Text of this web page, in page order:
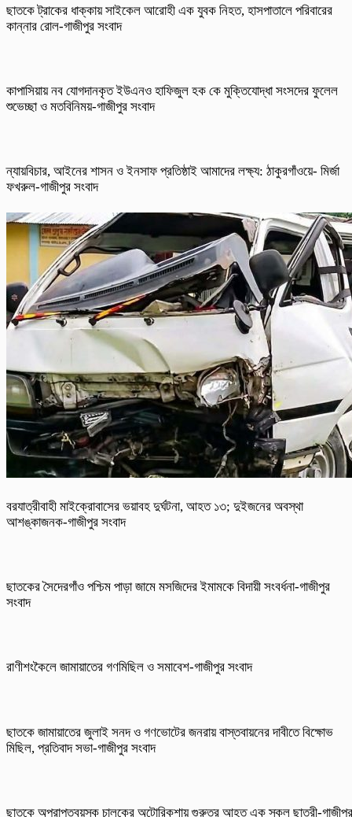
ছাতকে ট্রাকের ধাক্কায় সাইকেল আরোহী এক যুবক নিহত, হাসপাতালে পরিবারের
কান্নার রোল-গাজীপুর সংবাদ
কাপাসিয়ায় নব যোগদানকৃত ইউএনও হাফিজুল হক কে মুক্তিযোদ্ধা সংসদের ফুলেল
শুভেচ্ছা ও মতবিনিময়-গাজীপুর সংবাদ
ন্যায়বিচার, আইনের শাসন ও ইনসাফ প্রতিষ্ঠাই আমাদের লক্ষ্য: ঠাকুরগাঁওয়ে- মির্জা
ফখরুল-গাজীপুর সংবাদ
বরযাত্রীবাহী মাইক্রোবাসের ভয়াবহ দুর্ঘটনা, আহত ১৩; দুইজনের অবস্থা
আশঙ্কাজনক-গাজীপুর সংবাদ
ছাতকের সৈদেরগাঁও পশ্চিম পাড়া জামে মসজিদের ইমামকে বিদায়ী সংবর্ধনা-গাজীপুর
সংবাদ
রাণীশংকৈলে জামায়াতের গণমিছিল ও সমাবেশ-গাজীপুর সংবাদ
ছাতকে জামায়াতের জুলাই সনদ ও গণভোটের জনরায় বাস্তবায়নের দাবীতে বিক্ষোভ
মিছিল, প্রতিবাদ সভা-গাজীপুর সংবাদ
ছাতকে অপ্রাপ্তবয়স্ক চালকের অটোরিকশায় গুরুতর আহত এক স্কুল ছাত্রী-গাজীপুর